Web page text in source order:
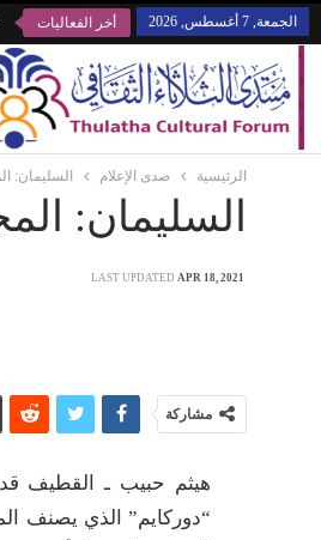
الجمعة, 7 أغسطس, 2026 أخر الفعاليات
الرئيسية صدى الإعلام السليمان:
السليمان:
LAST UPDATED APR 18, 2021
مشاركة
هيثم حبيب ـ القطيف
“دوركايم” الذي يصنف